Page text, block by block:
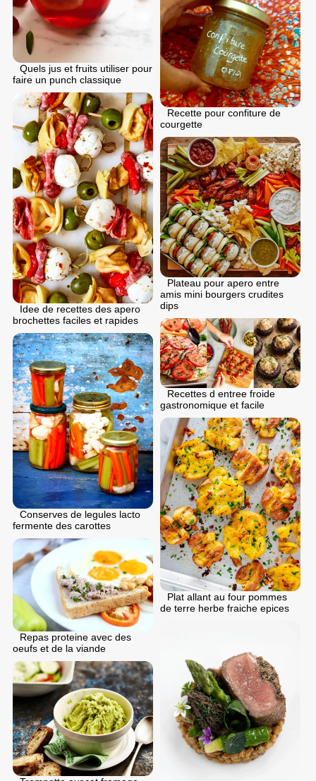
Quels jus et fruits utiliser pour
faire un punch classique
Recette pour confiture de
courgette
Idee de recettes des apero
brochettes faciles et rapides
Plateau pour apero entre
amis mini bourgers crudites
dips
Recettes d entree froide
gastronomique et facile
Conserves de legules lacto
fermente des carottes
Plat allant au four pommes
de terre herbe fraiche epices
Repas proteine avec des
oeufs et de la viande